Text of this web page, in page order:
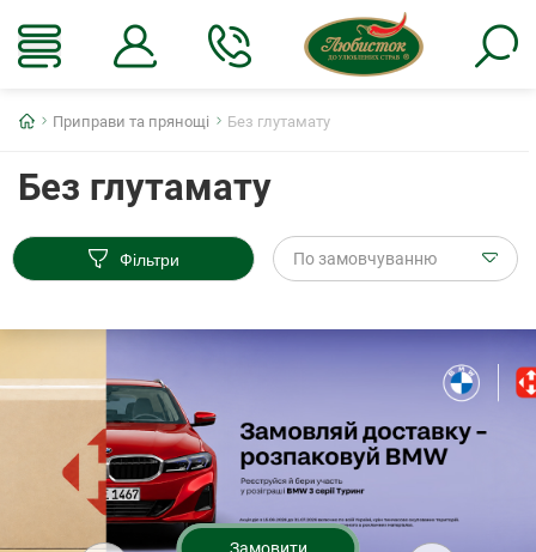
Головна
Приправи та прянощі Без глутамату
Без глутамату
Фільтри По замовчуванню